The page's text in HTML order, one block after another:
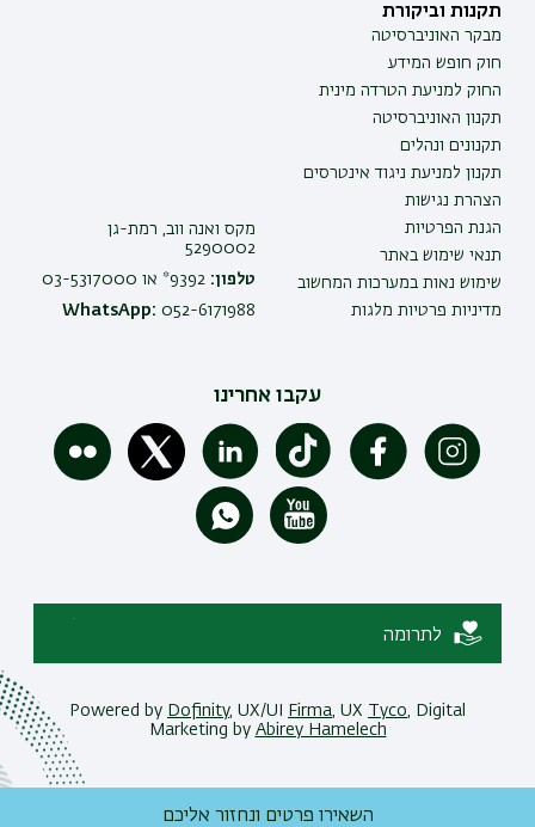
תקנות וביקורת
מבקר האוניברסיטה
חוק חופש המידע
החוק למניעת הטרדה מינית
תקנון האוניברסיטה
תקנונים ונהלים
תקנון למניעת ניגוד אינטרסים
הצהרת נגישות
הגנת הפרטיות
תנאי שימוש באתר
שימוש נאות במערכות המחשוב
מדיניות פרטיות מלגות
מקס ואנה ווב, רמת-גן
5290002
טלפון:
WhatsApp: 052-6171988
עקבו אחרינו
לתרומה
Powered by Dofinity, UX/UI Firma , UX Tyco , Digital
Marketing by Abirey Hamelech
השאירו פרטים ונחזור אליכם